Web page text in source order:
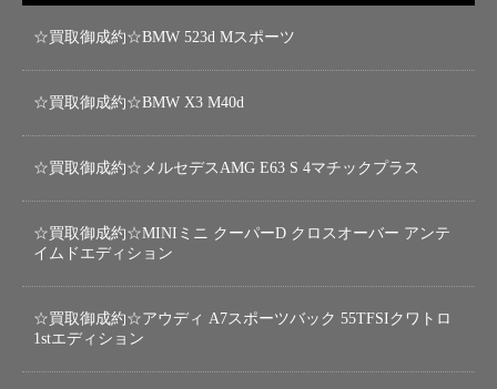
☆買取御成約☆BMW 523d Mスポーツ
☆買取御成約☆BMW X3 M40d
☆買取御成約☆メルセデスAMG E63 S 4マチックプラス
☆買取御成約☆MINIミニ クーパーD クロスオーバー アンテ
イムドエディション
☆買取御成約☆アウディ A7スポーツバック 55TFSIクワトロ
1stエディション